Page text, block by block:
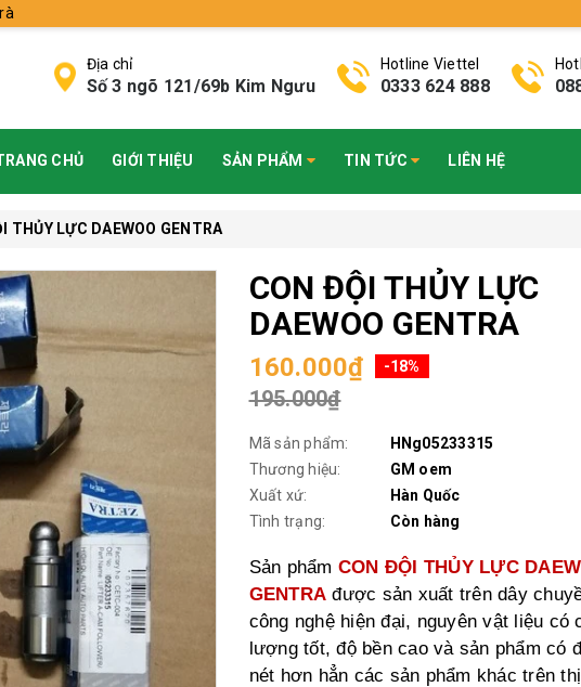
Địa chỉ
Số 3 ngõ 121/69b Kim Ngưu
Hotline Viettel
0333 624 888
CHỦ GIỚI THIỆU SẢN PHẨM TIN TỨC LIÊN HỆ
THỦY LỰC DAEWOO GENTRA
CON ĐỘI THỦY LỰC
DAEWOO GENTRA
160.000₫ -18%
195.000₫
Mã sản phẩm:
HNg05233315
Thương hiệu:
GM oem
Xuất xứ:
Hàn Quốc
Tình trạng:
Còn hàng
Sản phẩm CON ĐỘI THỦY LỰC
GENTRA được sản xuất trên dây
công nghệ hiện đại, nguyên vật liệu có
lượng tốt, độ bền cao và sản phẩm có
nét hơn hẳn các sản phẩm khác trên thị